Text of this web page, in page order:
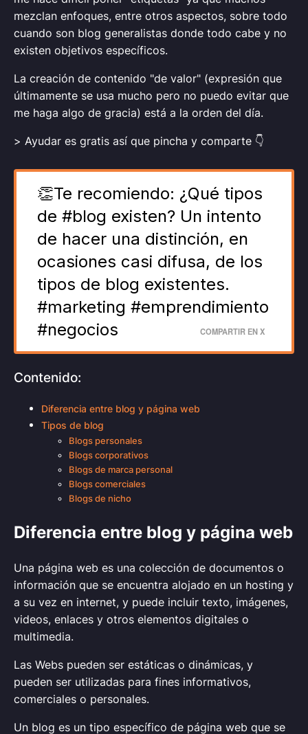
mezclan enfoques, entre otros aspectos, sobre todo
cuando son blog generalistas donde todo cabe y no
existen objetivos específicos.
La creación de contenido "de valor" (expresión que
últimamente se usa mucho pero no puedo evitar que
me haga algo de gracia) está a la orden del día.
> Ayudar es gratis así que pincha y comparte 👇
👏Te recomiendo: ¿Qué tipos
de #blog existen? Un intento
de hacer una distinción, en
ocasiones casi difusa, de los
tipos de blog existentes.
#marketing #emprendimiento
#negocios
COMPARTIR EN X
Contenido:
Diferencia entre blog y página web
Tipos de blog
Blogs personales
Blogs corporativos
Blogs de marca personal
Blogs comerciales
Blogs de nicho
Diferencia entre blog y página web
Una página web es una colección de documentos o
información que se encuentra alojado en un hosting y
a su vez en internet, y puede incluir texto, imágenes,
videos, enlaces y otros elementos digitales o
multimedia.
Las Webs pueden ser estáticas o dinámicas, y
pueden ser utilizadas para fines informativos,
comerciales o personales.
Un blog es un tipo específico de página web que se